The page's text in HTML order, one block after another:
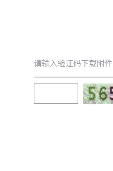
请输入验证码下载附件